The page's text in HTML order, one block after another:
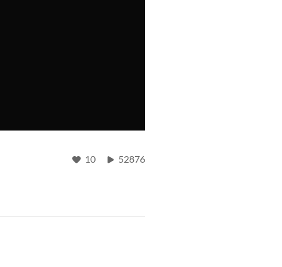
10 52876